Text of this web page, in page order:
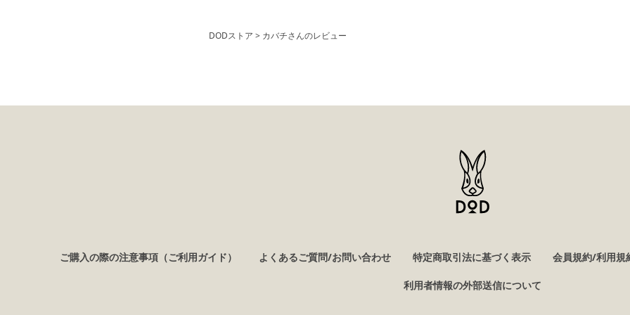
DODストア カバチさんのレビュー
ご購入の際の注意事項（ご利用ガイド） よくあるご質問/お問い合わせ 特定商取引法に基づく表示 会員規約/利用規
利用者情報の外部送信について